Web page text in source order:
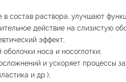
состав раствора, улучшают
действие на слизистую
эффект;
оболочки носа и носоглотки;
и ускоряет процессы
и др.);